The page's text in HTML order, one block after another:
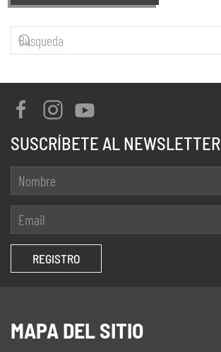
SUSCRÍBETE AL NEWSLETTER
MAPA DEL SITIO